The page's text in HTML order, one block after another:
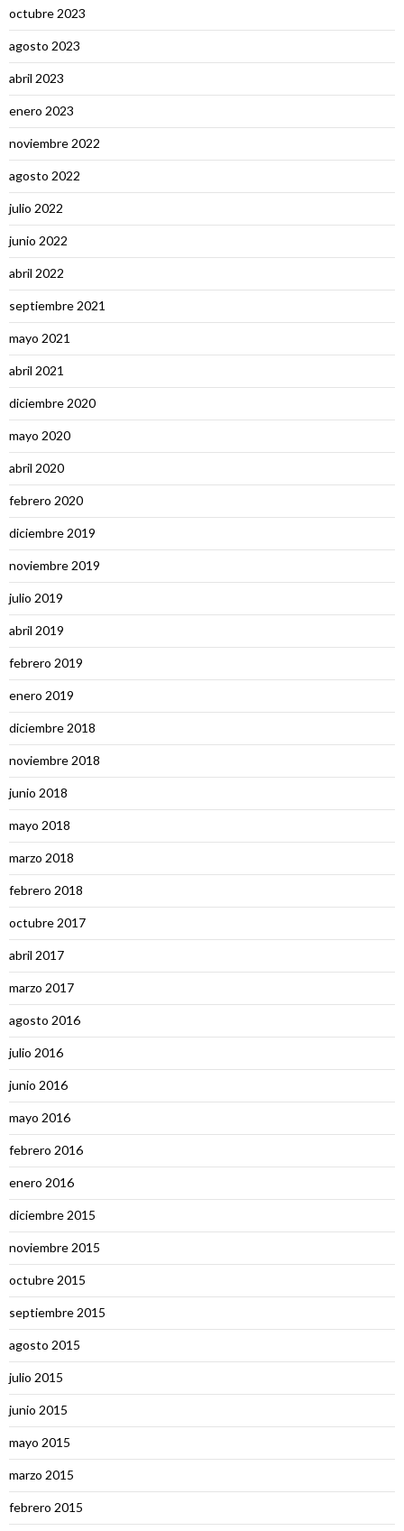
octubre 2023
agosto 2023
abril 2023
enero 2023
noviembre 2022
agosto 2022
julio 2022
junio 2022
abril 2022
septiembre 2021
mayo 2021
abril 2021
diciembre 2020
mayo 2020
abril 2020
febrero 2020
diciembre 2019
noviembre 2019
julio 2019
abril 2019
febrero 2019
enero 2019
diciembre 2018
noviembre 2018
junio 2018
mayo 2018
marzo 2018
febrero 2018
octubre 2017
abril 2017
marzo 2017
agosto 2016
julio 2016
junio 2016
mayo 2016
febrero 2016
enero 2016
diciembre 2015
noviembre 2015
octubre 2015
septiembre 2015
agosto 2015
julio 2015
junio 2015
mayo 2015
marzo 2015
febrero 2015